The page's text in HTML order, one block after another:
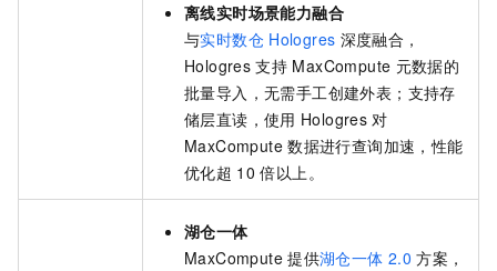
离线实时场景能力融合
与实时数仓 Hologres 深度融合，
Hologres 支持 MaxCompute 元数据的
批量导入，无需手工创建外表；支持存
储层直读，使用 Hologres 对
MaxCompute 数据进行查询加速，性能
优化超 10 倍以上。
湖仓一体
MaxCompute 提供湖仓一体 2.0 方案，